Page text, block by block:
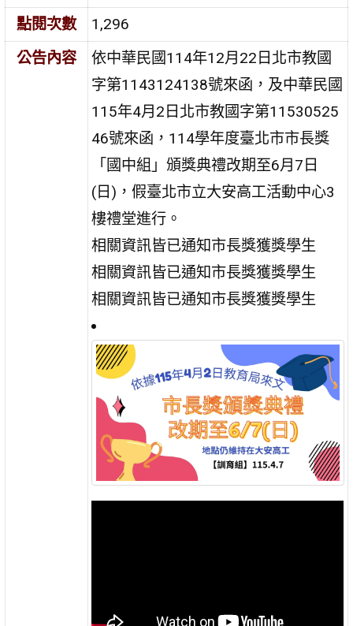
點閱次數
1,296
公告內容
依中華民國114年12月22日北市教國
字第1143124138號來函，及中華民國
115年4月2日北市教國字第11530525
46號來函，114學年度臺北市市長獎
「國中組」頒獎典禮改期至6月7日
(日)，假臺北市立大安高工活動中心3
樓禮堂進行。
相關資訊皆已通知市長獎獲獎學生
相關資訊皆已通知市長獎獲獎學生
相關資訊皆已通知市長獎獲獎學生